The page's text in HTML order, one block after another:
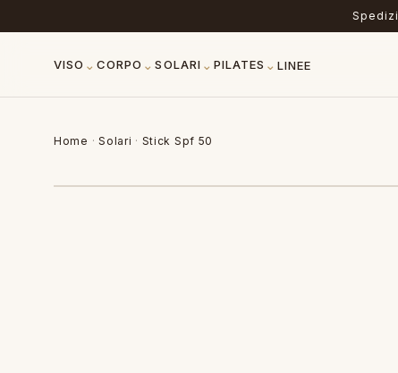
VISO ⌄CORPO ⌄SOLARI ⌄ PILATES ⌄LINEE
Home ·Solari · Stick Spf 50